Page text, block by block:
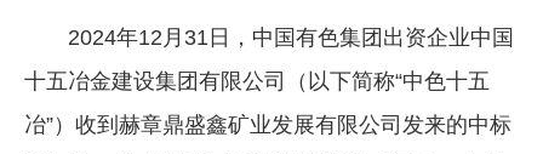
镁钛
地矿 建设
2024年12月31日，中国有色集团出资企业中国
十五冶金建设集团有限公司（以下简称“中色十五
冶”）收到赫章鼎盛鑫矿业发展有限公司发来的中标